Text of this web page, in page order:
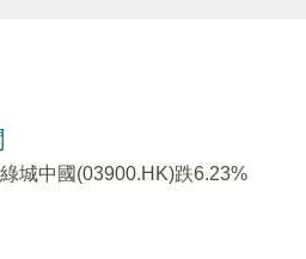
綠城中國(03900.HK)跌6.23%